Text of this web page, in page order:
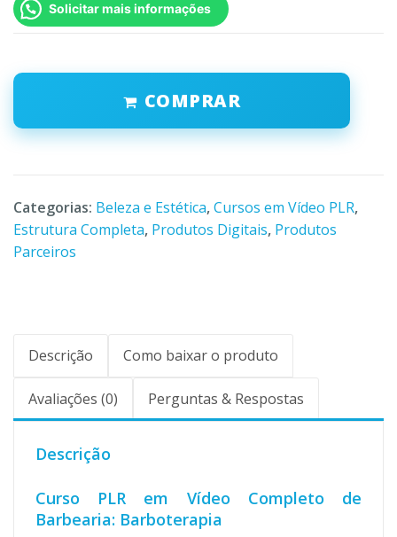
Solicitar mais informações
COMPRAR
Categorias: Beleza e Estética,Cursos em Vídeo PLR,
Estrutura Completa, Produtos Digitais, Produtos
Parceiros
Descrição Como baixar o produto
Avaliações (0) Perguntas & Respostas
Descrição
Curso PLR em Vídeo Completo de
Barbearia: Barboterapia